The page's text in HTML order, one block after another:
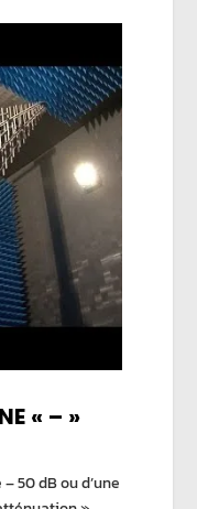
« – »
50 dB ou d’une